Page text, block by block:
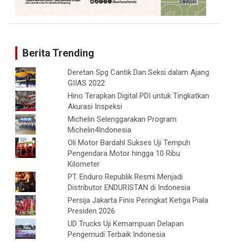
Berita Trending
Deretan Spg Cantik Dan Seksi dalam Ajang
GIIAS 2022
Hino Terapkan Digital PDI untuk Tingkatkan
Akurasi Inspeksi
Michelin Selenggarakan Program
Michelin4Indonesia
Oli Motor Bardahl Sukses Uji Tempuh
Pengendara Motor hingga 10 Ribu
Kilometer
PT. Enduro Republik Resmi Menjadi
Distributor ENDURISTAN di Indonesia
Persija Jakarta Finis Peringkat Ketiga Piala
Presiden 2026
UD Trucks Uji Kemampuan Delapan
Pengemudi Terbaik Indonesia